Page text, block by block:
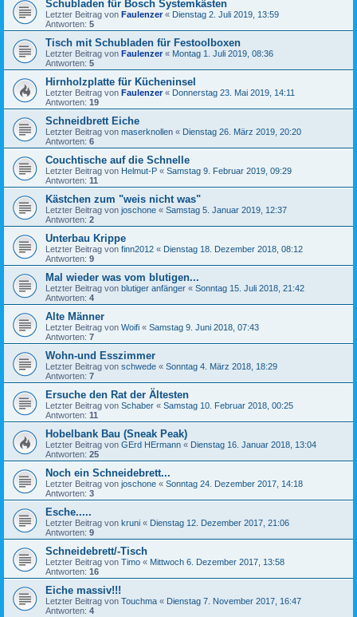
Schubladen für Bosch Systemkästen
Letzter Beitrag von Faulenzer« Dienstag 2. Juli 2019, 13:59
Antworten: 5
Tisch mit Schubladen für Festoolboxen
Letzter Beitrag von Faulenzer « Montag 1. Juli 2019, 08:36
Antworten: 5
Hirnholzplatte für Kücheninsel
Letzter Beitrag von Faulenzer« Donnerstag 23. Mai 2019, 14:11
Antworten: 19
Schneidbrett Eiche
Letzter Beitrag von maserknollen « Dienstag 26. März 2019, 20:20
Antworten: 6
Couchtische auf die Schnelle
Letzter Beitrag von Helmut-P « Samstag 9. Februar 2019, 09:29
Antworten: 11
Kästchen zum "weis nicht was"
Letzter Beitrag von joschone « Samstag 5. Januar 2019, 12:37
Antworten: 2
Unterbau Krippe
Letzter Beitrag von finn2012 « Dienstag 18. Dezember 2018, 08:12
Antworten: 9
Mal wieder was vom blutigen...
Letzter Beitrag von blutiger anfänger « Sonntag 15. Juli 2018, 21:42
Antworten: 4
Alte Männer
Letzter Beitrag von Woifi « Samstag 9. Juni 2018, 07:43
Antworten: 7
Wohn-und Esszimmer
Letzter Beitrag von schwede « Sonntag 4. März 2018, 18:29
Antworten: 7
Ersuche den Rat der Ältesten
Letzter Beitrag von Schaber « Samstag 10. Februar 2018, 00:25
Antworten: 11
Hobelbank Bau (Sneak Peak)
Letzter Beitrag von GErd HErmann « Dienstag 16. Januar 2018, 13:04
Antworten: 25
Noch ein Schneidebrett...
Letzter Beitrag von joschone « Sonntag 24. Dezember 2017, 14:18
Antworten: 3
Esche.....
Letzter Beitrag von kruni « Dienstag 12. Dezember 2017, 21:06
Antworten: 9
Schneidebrett/-Tisch
Letzter Beitrag von Timo « Mittwoch 6. Dezember 2017, 13:58
Antworten: 16
Eiche massiv!!!
Letzter Beitrag von Touchma « Dienstag 7. November 2017, 16:47
Antworten: 4